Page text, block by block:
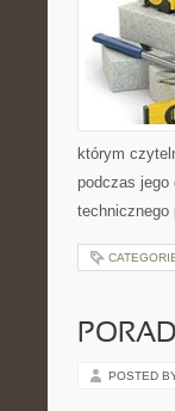
którym
podczas jego
POSTED